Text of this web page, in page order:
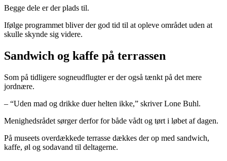
Begge dele er der plads til.
Ifølge programmet bliver der god tid til at opleve området uden at
skulle skynde sig videre.
Sandwich og kaffe på terrassen
Som på tidligere sogneudflugter er der også tænkt på det mere
jordnære.
– “Uden mad og drikke duer helten ikke,” skriver Lone Buhl.
Menighedsrådet sørger derfor for både vådt og tørt i løbet af dagen.
På museets overdækkede terrasse dækkes der op med sandwich,
kaffe, øl og sodavand til deltagerne.